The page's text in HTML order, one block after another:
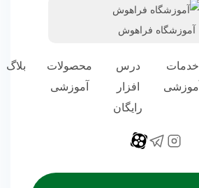
آموزشگاه فراهوش
خدمات
آموزشی
درس
افزار
رایگان
محصولات
آموزشی
بلاگ